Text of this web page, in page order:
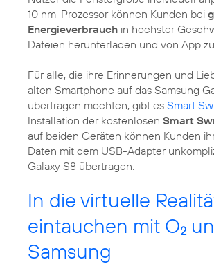
10 nm-Prozessor können Kunden bei
Energieverbrauch in höchster
Dateien herunterladen und von App
Für alle, die ihre Erinnerungen und
alten Smartphone auf das Samsung
übertragen möchten, gibt es Smart
Installation der kostenlosen Smart
auf beiden Geräten können Kunden
Daten mit dem USB-Adapter
Galaxy S8 übertragen.
In die virtuelle
eintauchen mit O2
Samsung